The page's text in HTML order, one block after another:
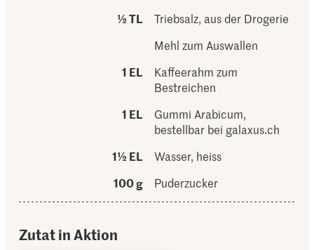
½ TL
Triebsalz, aus der Drogerie
Mehl zum Auswallen
1 EL
Kaffeerahm zum
Bestreichen
1 EL
Gummi Arabicum,
bestellbar bei galaxus.ch
1½ EL
Wasser, heiss
100 g
Puderzucker
Zutat in Aktion